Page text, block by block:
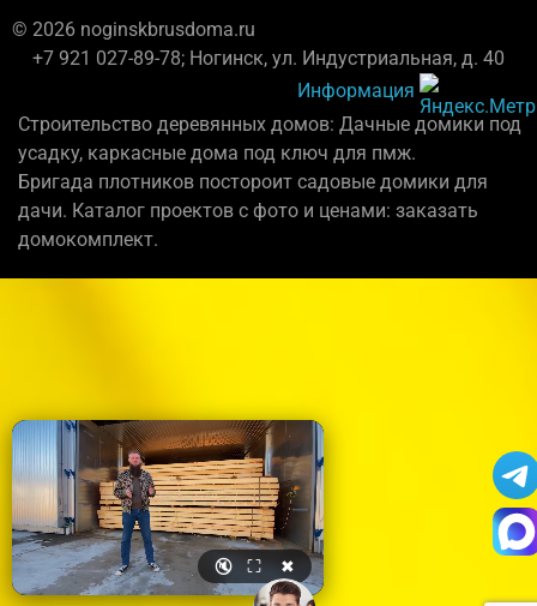
© 2026 noginskbrusdoma.ru
+7 921 027-89-78; Ногинск, ул. Индустриальная, д. 40
Информация
Строительство деревянных домов: Дачные домики под
усадку, каркасные дома под ключ для пмж.
Бригада плотников постороит садовые домики для
дачи. Каталог проектов с фото и ценами: заказать
домокомплект.
🔇 ⛶ ✖